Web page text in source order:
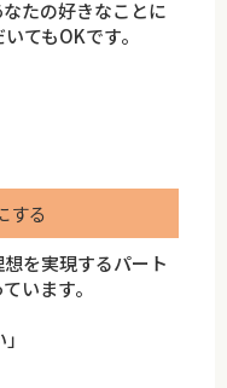
たの好きなことに
てもOKです。
する
を実現するパート
います。